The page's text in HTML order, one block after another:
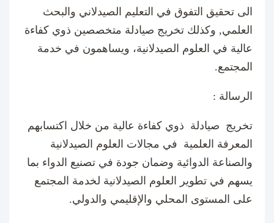
الى تحقيق التفوق في التعليم الصيدلاني والبحث
العلمي, وكذلك تخريج صيادلة متخصصين ذوي كفاءة
عالية في العلوم الصيدلانية، ويساهمون في خدمة
المجتمع.
الرسالة :
تخريج صيادلة ذوي كفاءة عالية من خلال اكتسابهم
المعرفة العلمية في مجالات العلوم الصيدلانية
والصناعة الدوائية وضمان جودة في تصنيع الدواء بما
يسهم في تطوير العلوم الصيدلانية لخدمة المجتمع
على المستوى المحلي والإقليمي والدولي.